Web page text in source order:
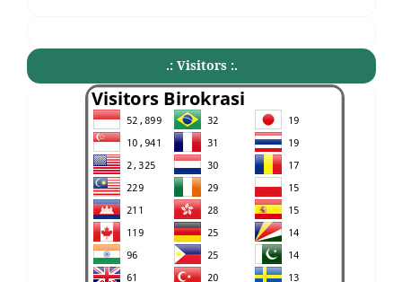
.: Visitors :.